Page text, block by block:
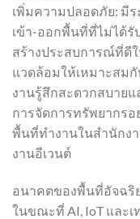
เพิ่มความปลอดภัย: มี
เข้า-ออกพื้นที่ที่ไม่ได้รั
สร้างประสบการณ์ที่ดี
แวดล้อมให้เหมาะสม
งานรู้สึกสะดวกสบาย
การจัดการทรัพยากรอ
พื้นที่ทำงานในสำนักง
งานอีเวนต์
อนาคตของพื้นที่อัจฉริ
ในขณะที่ AI, IoT และ